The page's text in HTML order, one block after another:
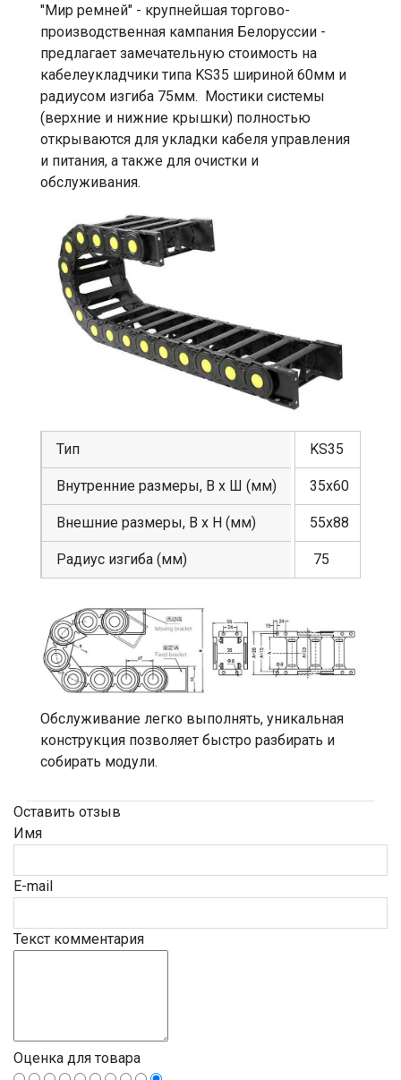
"Мир ремней" - крупнейшая торгово-
производственная кампания Белоруссии -
предлагает замечательную стоимость на
кабелеукладчики типа KS35 шириной 60мм и
радиусом изгиба 75мм. Мостики системы
(верхние и нижние крышки) полностью
открываются для укладки кабеля управления
и питания, а также для очистки и
обслуживания.
Тип
Внутренние размеры, В х Ш (мм)
Внешние размеры, В х Н (мм)
Радиус изгиба (мм)
KS35
35х60
55х88
75
Обслуживание легко выполнять, уникальная
конструкция позволяет быстро разбирать и
собирать модули.
Оставить отзыв
Имя
E-mail
Текст комментария
Оценка для товара